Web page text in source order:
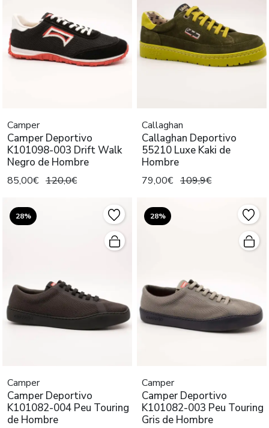
Camper
Camper Deportivo
K101098-003 Drift Walk
Negro de Hombre
85,00€ 120,0€
Callaghan
Callaghan Deportivo
55210 Luxe Kaki de
Hombre
79,00€ 109,9€
28%
Camper
Camper Deportivo
K101082-004 Peu Touring
de Hombre
28%
Camper
Camper Deportivo
K101082-003 Peu Touring
Gris de Hombre